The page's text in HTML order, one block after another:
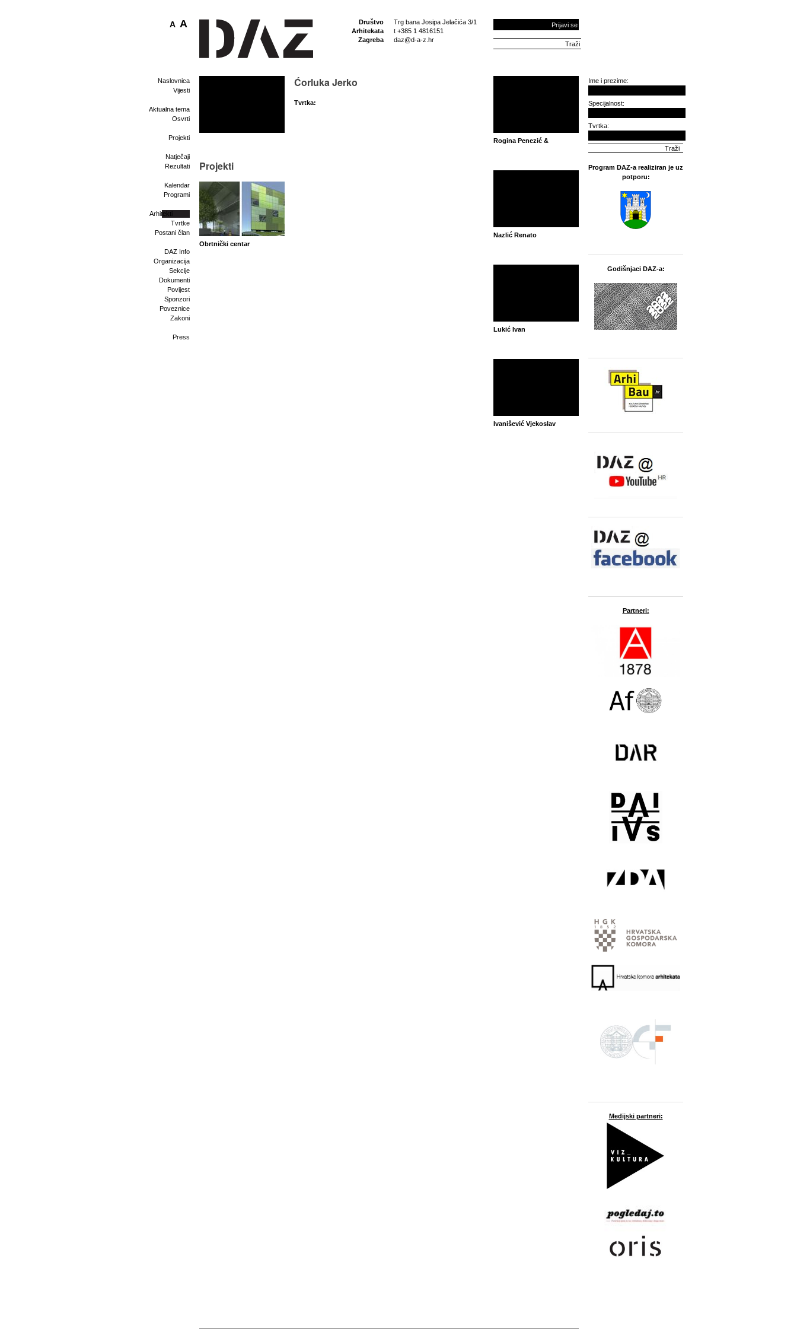
Društvo
Arhitekata
Zagreba
Trg bana Josipa Jelačića 3/1
t +385 1 4816151
daz@d-a-z.hr
Prijavi se
A A
Naslovnica
Vijesti
Aktualna tema
Osvrti
Projekti
Natječaji
Rezultati
Kalendar
Programi
Arhitekti
Tvrtke
Postani član
DAZ Info
Organizacija
Sekcije
Dokumenti
Povijest
Sponzori
Poveznice
Zakoni
Press
Ćorluka Jerko
Tvrtka:
Projekti
Obrtnički centar
Rogina Penezić &
Nazlić Renato
Lukić Ivan
Ivanišević Vjekoslav
Ime i prezime:
Specijalnost:
Tvrtka:
Program DAZ-a realiziran je uz
potporu:
Godišnjaci DAZ-a:
Partneri:
Medijski partneri: